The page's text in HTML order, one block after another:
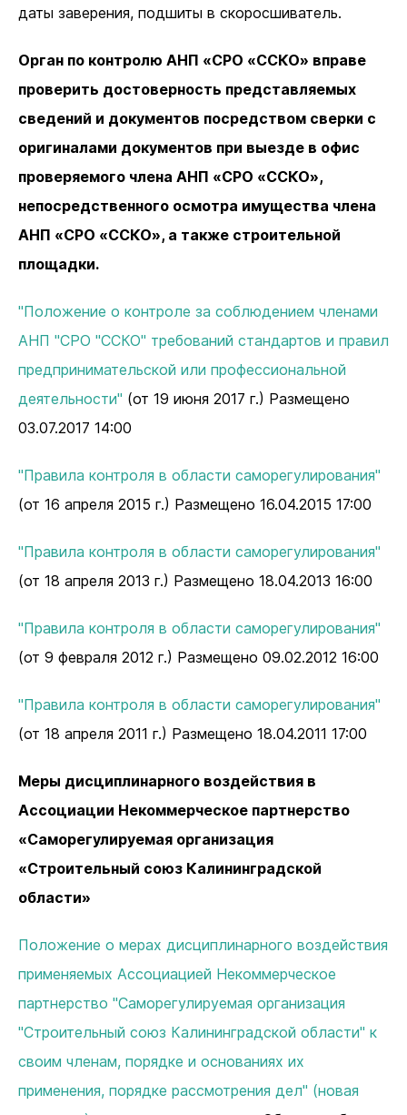
даты заверения, подшиты в скоросшиватель.
Орган по контролю АНП «СРО «ССКО» вправе
проверить достоверность представляемых
сведений и документов посредством сверки с
оригиналами документов при выезде в офис
проверяемого члена АНП «СРО «ССКО»,
непосредственного осмотра имущества члена
АНП «СРО «ССКО», а также строительной
площадки.
"Положение о контроле за соблюдением членами
АНП "СРО "ССКО" требований стандартов и правил
предпринимательской или профессиональной
деятельности" (от 19 июня 2017 г.) Размещено
03.07.2017 14:00
"Правила контроля в области саморегулирования"
(от 16 апреля 2015 г.) Размещено 16.04.2015 17:00
"Правила контроля в области саморегулирования"
(от 18 апреля 2013 г.) Размещено 18.04.2013 16:00
"Правила контроля в области саморегулирования"
(от 9 февраля 2012 г.) Размещено 09.02.2012 16:00
"Правила контроля в области саморегулирования"
(от 18 апреля 2011 г.) Размещено 18.04.2011 17:00
Меры дисциплинарного воздействия в
Ассоциации Некоммерческое партнерство
«Саморегулируемая организация
«Строительный союз Калининградской
области»
Положение о мерах дисциплинарного воздействия
применяемых Ассоциацией Некоммерческое
партнерство "Саморегулируемая организация
"Строительный союз Калининградской области" к
своим членам, порядке и основаниях их
применения, порядке рассмотрения дел" (новая